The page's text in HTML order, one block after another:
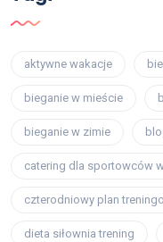
aktywne wakacje
bieganie w mieście
bieganie w zimie
catering dla sportowców
czterodniowy plan
dieta siłownia trening